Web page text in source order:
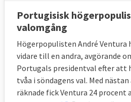
Portugisisk
valomgång
Högerpopulisten André Ventura
vidare till en andra, avgörande
Portugals presidentval efter att
tvåa i söndagens val. Med
räknade fick Ventura 24 procent